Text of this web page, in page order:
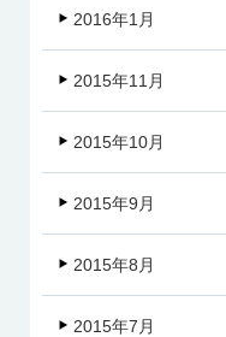
2016年1月
2015年11月
2015年10月
2015年9月
2015年8月
2015年7月